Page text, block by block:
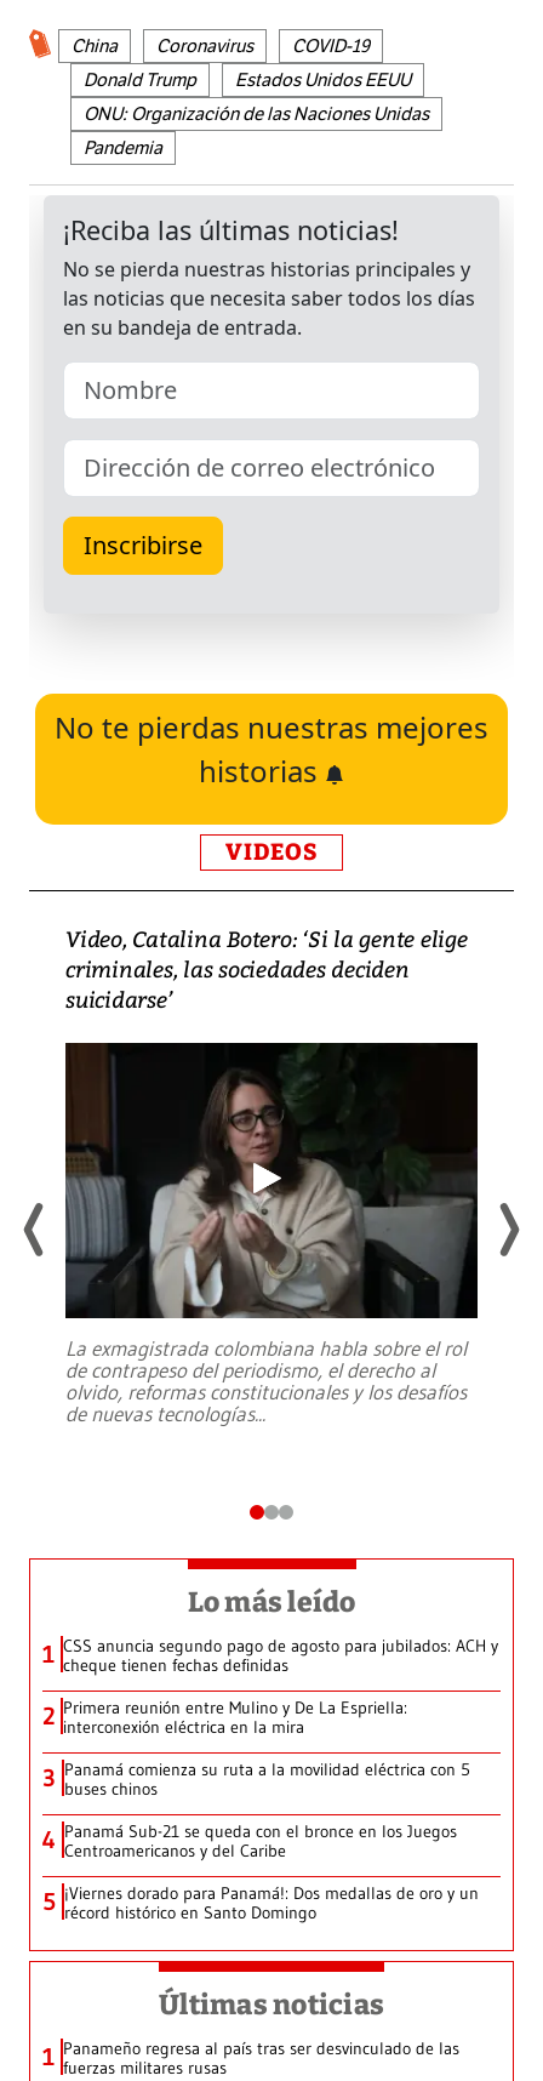
China Coronavirus
COVID-19
Donald Trump
Estados Unidos EEUU
ONU: Organización de las Naciones Unidas
Pandemia
No te pierdas nuestras mejores
historias
VIDEOS
Video, Catalina Botero: ‘Si la gente elige
criminales, las sociedades deciden
suicidarse’
La exmagistrada colombiana habla sobre el rol
de contrapeso del periodismo, el derecho al
olvido, reformas constitucionales y los desafíos
de nuevas tecnologías...
Lo más leído
1 CSS anuncia segundo pago de agosto para jubilados: ACH y
cheque tienen fechas definidas
2 Primera reunión entre Mulino y De La Espriella:
interconexión eléctrica en la mira
3 Panamá comienza su ruta a la movilidad eléctrica con 5
buses chinos
4 Panamá Sub-21 se queda con el bronce en los Juegos
Centroamericanos y del Caribe
5 ¡Viernes dorado para Panamá!: Dos medallas de oro y un
récord histórico en Santo Domingo
Últimas noticias
1 Panameño regresa al país tras ser desvinculado de las
fuerzas militares rusas